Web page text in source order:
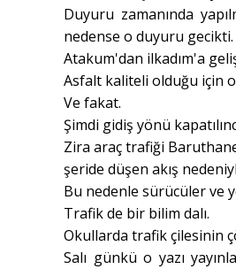
Duyuru zamanında
nedense o duyuru gecikti.
Atakum'dan ilkadım'a
Asfalt kaliteli olduğu için
Ve fakat.
Şimdi gidiş yönü
Zira araç trafiği
şeride düşen akış
Bu nedenle sürücüler ve
Trafik de bir bilim dalı.
Okullarda trafik çilesinin
Salı günkü o yazı